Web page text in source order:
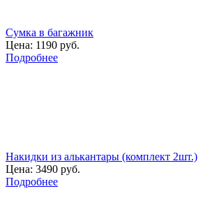
Сумка в багажник
Цена: 1190 руб.
Подробнее
Накидки из алькантары (комплект 2шт.)
Цена: 3490 руб.
Подробнее